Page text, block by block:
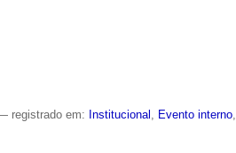
registrado em: Institucional , Evento interno,